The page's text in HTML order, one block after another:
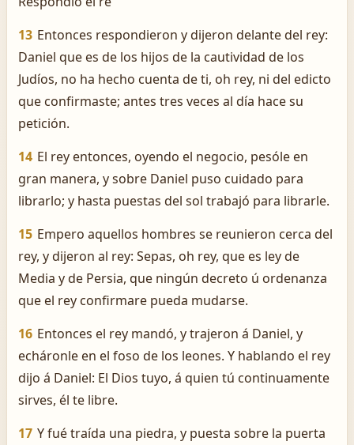
13 Entonces respondieron y dijeron delante del rey:
Daniel que es de los hijos de la cautividad de los
Judíos, no ha hecho cuenta de ti, oh rey, ni del edicto
que confirmaste; antes tres veces al día hace su
petición.
14 El rey entonces, oyendo el negocio, pesóle en
gran manera, y sobre Daniel puso cuidado para
librarlo; y hasta puestas del sol trabajó para librarle.
15 Empero aquellos hombres se reunieron cerca del
rey, y dijeron al rey: Sepas, oh rey, que es ley de
Media y de Persia, que ningún decreto ú ordenanza
que el rey confirmare pueda mudarse.
16 Entonces el rey mandó, y trajeron á Daniel, y
echáronle en el foso de los leones. Y hablando el rey
dijo á Daniel: El Dios tuyo, á quien tú continuamente
sirves, él te libre.
17 Y fué traída una piedra, y puesta sobre la puerta